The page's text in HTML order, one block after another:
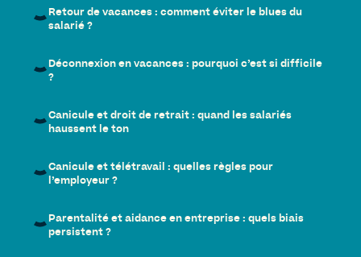
Retour de vacances : comment éviter le blues du
salarié ?
Déconnexion en vacances : pourquoi c’est si difficile
?
Canicule et droit de retrait : quand les salariés
haussent le ton
Canicule et télétravail : quelles règles pour
l’employeur ?
Parentalité et aidance en entreprise : quels biais
persistent ?